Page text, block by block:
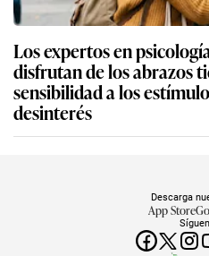
Los expertos en
disfrutan de los abrazos
sensibilidad a los
desinterés
Descarga
App Store